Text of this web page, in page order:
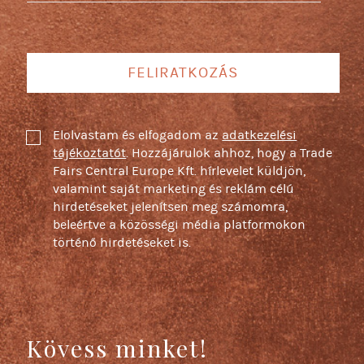
FELIRATKOZÁS
Elolvastam és elfogadom azadatkezelési
tájékoztatót. Hozzájárulok ahhoz, hogy a Trade
Fairs Central Europe Kft. hírlevelet küldjön,
valamint saját marketing és reklám célú
hirdetéseket jelenítsen meg számomra,
beleértve a közösségi média platformokon
történő hirdetéseket is.
Kövess minket!